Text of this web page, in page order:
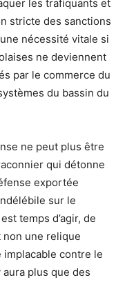
les trafiquants et
stricte des sanctions
nécessité vitale si
ne deviennent
par le commerce du
du bassin du
ne peut plus être
qui détonne
exportée
sur le
temps d’agir, de
une relique
implacable contre le
aura plus que des